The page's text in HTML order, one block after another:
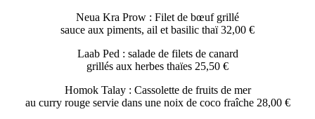
Neua Kra Prow : Filet de bœuf grillé
sauce aux piments, ail et basilic thaï 32,00 €
Laab Ped : salade de filets de canard
grillés aux herbes thaïes 25,50 €
Homok Talay : Cassolette de fruits de mer
au curry rouge servie dans une noix de coco fraîche 28,00 €